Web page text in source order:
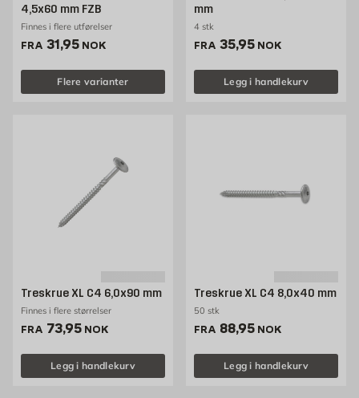
4,5x60 mm FZB
Finnes i flere utførelser
FRA Pris 31.95 NOK /stk
31,95 NOK
Flere varianter
mm
4 stk
FRA Pris 35.95 NOK /stk
35,95 NOK
Legg i handlekurv
Treskrue XL C4 6,0x90 mm
Finnes i flere størrelser
FRA Pris 73.95 NOK /stk
73,95 NOK
Legg i handlekurv
Treskrue XL C4 8,0x40 mm
50 stk
FRA Pris 88.95 NOK /stk
88,95 NOK
Legg i handlekurv